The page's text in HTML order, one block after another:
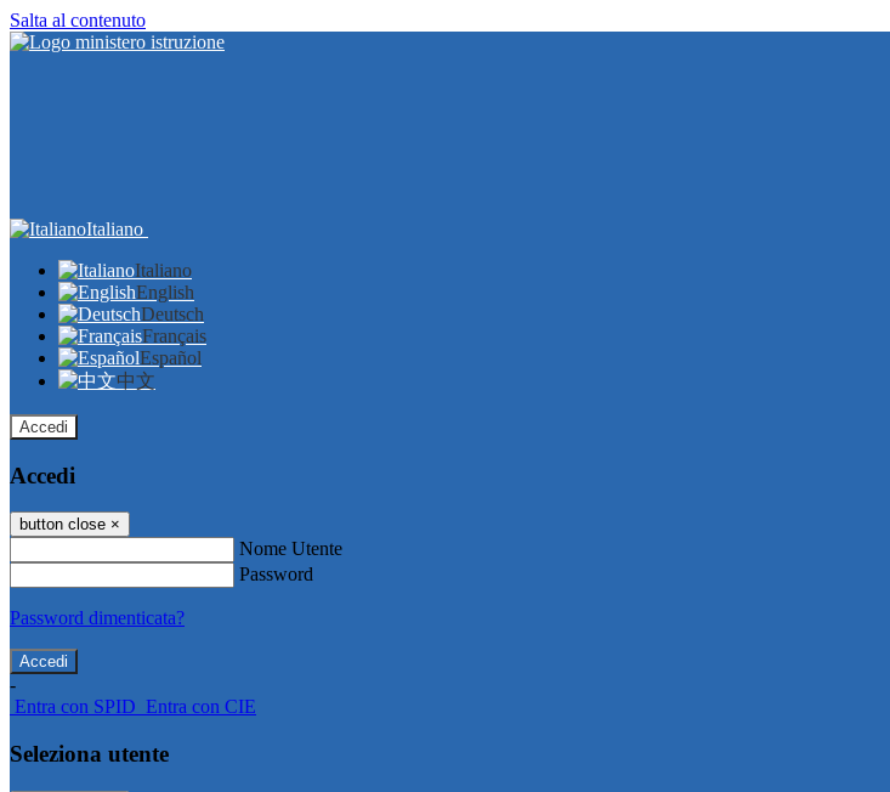
Salta al contenuto
Italiano
Italiano
English
Deutsch
Français
Español
中文
Accedi
Accedi
button close ×
Nome Utente
Password
Password dimenticata?
-
Entra con SPID Entra con CIE
Seleziona utente